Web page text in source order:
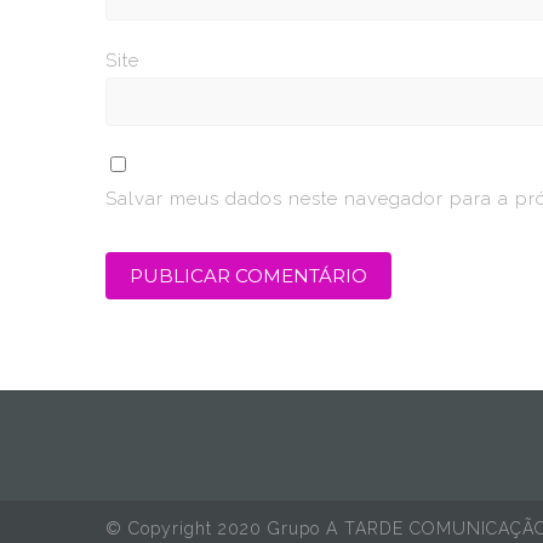
Site
Salvar meus dados neste navegador para a
© Copyright 2020 Grupo A TARDE